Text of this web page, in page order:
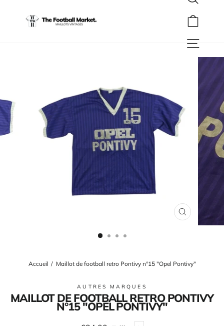
Rechercher
Navigation
FERMER
(ESC)
Accueil / Maillot de football retro Pontivy n°15 "Opel Pontivy"
AUTRES MARQUES
MAILLOT DE FOOTBALL RETRO PONTIVY
N°15 "OPEL PONTIVY"